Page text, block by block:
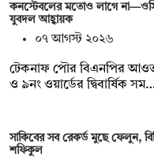
কনস্টেবলের মতোও লাগে
যুবদল আহ্বায়ক
০৭ আগস্ট ২০২৬
টেকনাফ পৌর বিএনপির
ও ৯নং ওয়ার্ডের দ্বিবার্ষিক
সাকিবের সব রেকর্ড মুছে ফেলুন,
শফিকুল